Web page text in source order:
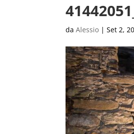
daAlessio |Set 2,